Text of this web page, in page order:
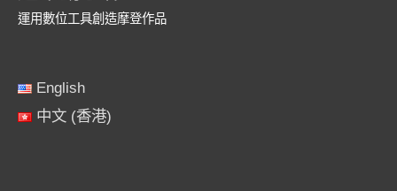
運用數位工具創造摩登作品
English
中文 (香港)